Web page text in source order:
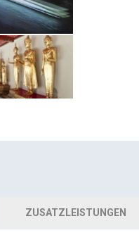
ZUSATZLEISTUNGEN